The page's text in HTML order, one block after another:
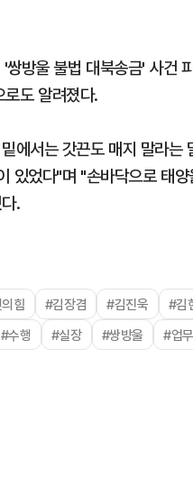
쌍방울 불법 대북송금' 사
도 알려졌다.
에서는 갓끈도 매지 말라
있었다"며 "손바닥으로 태
.
힘 #김장겸 #김진욱 #김
#수행 #실장 #쌍방울 #업무